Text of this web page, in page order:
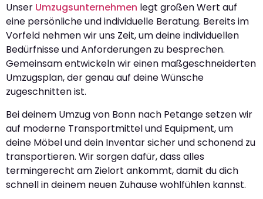
Unser Umzugsunternehmen legt großen Wert auf
eine persönliche und individuelle Beratung. Bereits im
Vorfeld nehmen wir uns Zeit, um deine individuellen
Bedürfnisse und Anforderungen zu besprechen.
Gemeinsam entwickeln wir einen maßgeschneiderten
Umzugsplan, der genau auf deine Wünsche
zugeschnitten ist.
Bei deinem Umzug von Bonn nach Petange setzen wir
auf moderne Transportmittel und Equipment, um
deine Möbel und dein Inventar sicher und schonend zu
transportieren. Wir sorgen dafür, dass alles
termingerecht am Zielort ankommt, damit du dich
schnell in deinem neuen Zuhause wohlfühlen kannst.